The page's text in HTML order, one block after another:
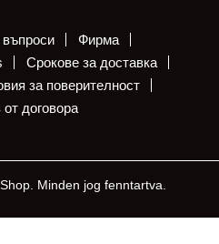
Фирма
Срокове за доставка
за поверителност
договора
Minden jog fenntartva.